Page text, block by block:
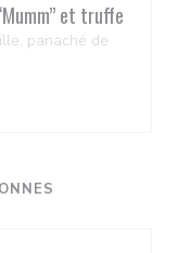
et truffe
panaché de